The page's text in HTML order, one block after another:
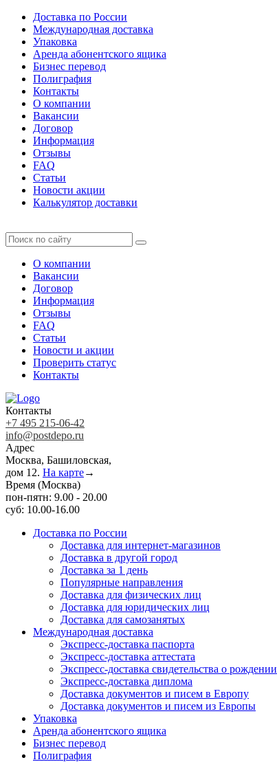
Доставка по России
Международная доставка
Упаковка
Аренда абонентского ящика
Бизнес перевод
Полиграфия
Контакты
О компании
Вакансии
Договор
Информация
Отзывы
FAQ
Статьи
Новости акции
Калькулятор доставки
О компании
Вакансии
Договор
Информация
Отзывы
FAQ
Статьи
Новости и акции
Проверить статус
Контакты
Контакты
+7 495 215-06-42
info@postdepo.ru
Адрес
Москва, Башиловская,
дом 12. На карте→
Время (Москва)
пон-пятн: 9.00 - 20.00
суб: 10.00-16.00
Доставка по России
Доставка для интернет-магазинов
Доставка в другой город
Доставка за 1 день
Популярные направления
Доставка для физических лиц
Доставка для юридических лиц
Доставка для самозанятых
Международная доставка
Экспресс-доставка паспорта
Экспресс-доставка аттестата
Экспресс-доставка свидетельства о рождении
Экспресс-доставка диплома
Доставка документов и писем в Европу
Доставка документов и писем из Европы
Упаковка
Аренда абонентского ящика
Бизнес перевод
Полиграфия